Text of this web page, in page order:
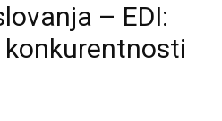
– EDI: